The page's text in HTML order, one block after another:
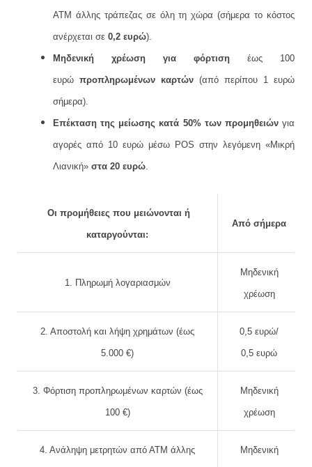
ΑΤΜ άλλης τράπεζας σε όλη τη χώρα (σήμερα το κόστος
ανέρχεται σε 0,2 ευρώ).
Μηδενική χρέωση για φόρτιση έως 100
ευρώ προπληρωμένων καρτών (από περίπου 1 ευρώ
σήμερα).
Επέκταση της μείωσης κατά 50% των προμηθειών για
αγορές από 10 ευρώ μέσω POS στην λεγόμενη «Μικρή
Λιανική» στα 20 ευρώ
Οι προμήθειες που μειώνονται ή
καταργούνται:
Από σήμερα
1. Πληρωμή λογαριασμών
Μηδενική
χρέωση
2. Αποστολή και λήψη χρημάτων (έως
5.000 €)
0,5 ευρώ/
0,5 ευρώ
3. Φόρτιση προπληρωμένων καρτών (έως
100 €)
Μηδενική
χρέωση
4. Ανάληψη μετρητών από ΑΤΜ άλλης Μηδενική